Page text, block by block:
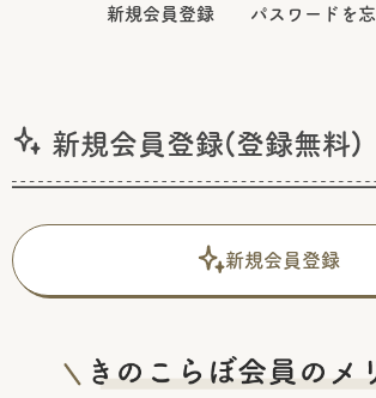
新規会員登録 パスワードを
新規会員登録(登録無料)
新規会員登録